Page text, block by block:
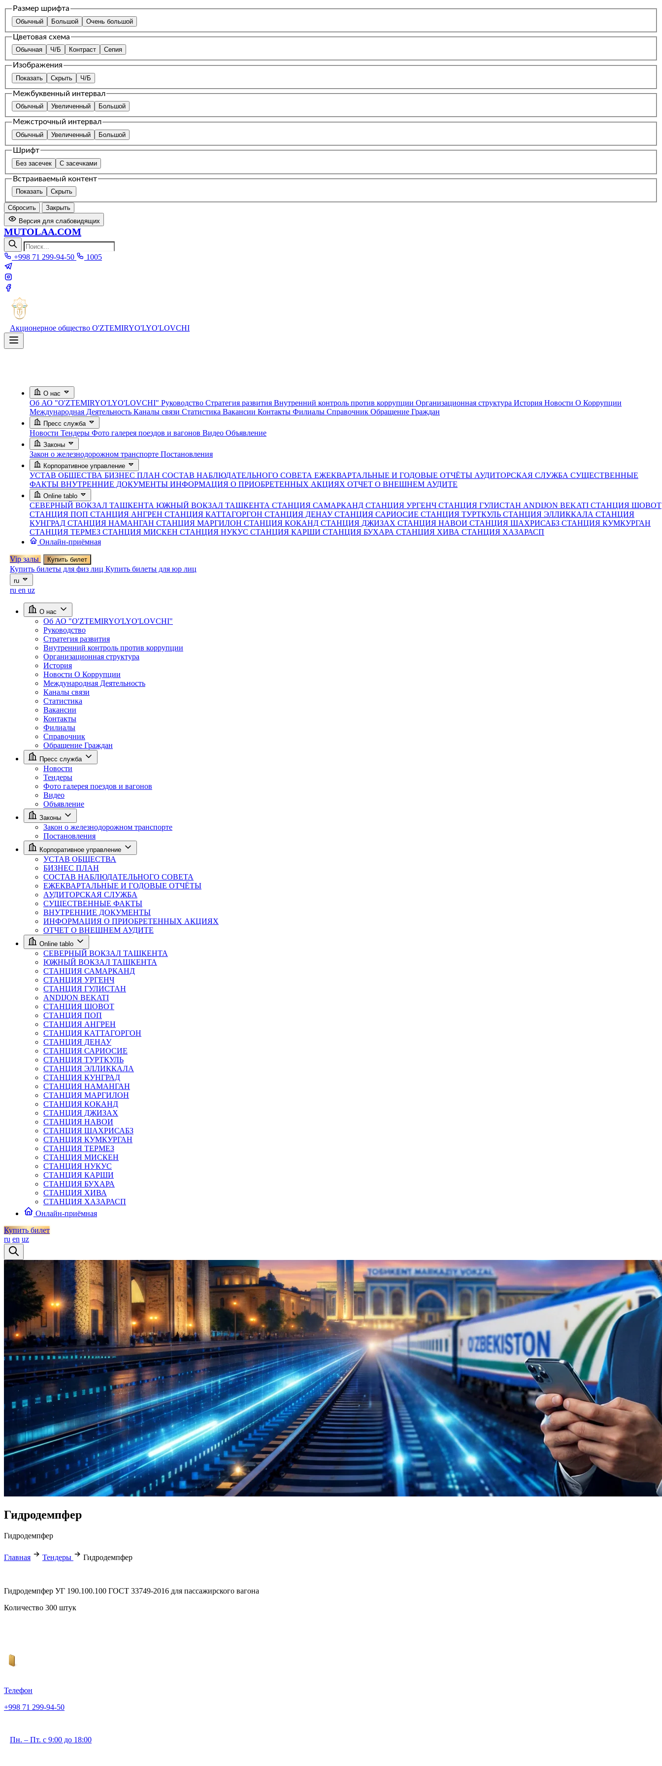
Размер шрифта
Обычный Большой Очень большой
Цветовая схема
Обычная Ч/Б Контраст Сепия
Изображения
Показать Скрыть Ч/Б
Межбуквенный интервал
Обычный Увеличенный Большой
Межстрочный интервал
Обычный Увеличенный Большой
Шрифт
Без засечек С засечками
Встраиваемый контент
Показать Скрыть
Сбросить
Закрыть
Версия для слабовидящих
MUTOLAA.COM
+998 71 299-94-50 1005
Акционерное общество O'ZTEMIRYO'LYO'LOVCHI
О нас
Об АО "O'ZTEMIRYO'LYO'LOVCHI" Руководство Стратегия развития Внутренний контроль против коррупции Организационная структура История Новости О Коррупции
Международная Деятельность Каналы связи Статистика Вакансии Контакты Филиалы Справочник Обращение Граждан
Пресс служба
Новости Тендеры Фото галерея поездов и вагонов Видео Объявление
Законы
Закон о железнодорожном транспорте Постановления
Корпоративное управление
УСТАВ ОБЩЕСТВА БИЗНЕС ПЛАН СОСТАВ НАБЛЮДАТЕЛЬНОГО СОВЕТА ЕЖЕКВАРТАЛЬНЫЕ И ГОДОВЫЕ ОТЧЁТЫ АУДИТОРСКАЯ СЛУЖБА СУЩЕСТВЕННЫЕ
ФАКТЫ ВНУТРЕННИЕ ДОКУМЕНТЫ ИНФОРМАЦИЯ О ПРИОБРЕТЕННЫХ АКЦИЯХ ОТЧЕТ О ВНЕШНЕМ АУДИТЕ
Online tablo
СЕВЕРНЫЙ ВОКЗАЛ ТАШКЕНТА ЮЖНЫЙ ВОКЗАЛ ТАШКЕНТА СТАНЦИЯ САМАРКАНД СТАНЦИЯ УРГЕНЧ СТАНЦИЯ ГУЛИСТАН ANDIJON BEKATI СТАНЦИЯ ШОВОТ
СТАНЦИЯ ПОП СТАНЦИЯ АНГРЕН СТАНЦИЯ КАТТАГОРГОН СТАНЦИЯ ДЕНАУСТАНЦИЯ САРИОСИЕ СТАНЦИЯ ТУРТКУЛЬ СТАНЦИЯ ЭЛЛИККАЛА СТАНЦИЯ
КУНГРАД СТАНЦИЯ НАМАНГАН СТАНЦИЯ МАРГИЛОН СТАНЦИЯ КОКАНД СТАНЦИЯ ДЖИЗАХ СТАНЦИЯ НАВОИ СТАНЦИЯ ШАХРИСАБЗ СТАНЦИЯ КУМКУРГАН
СТАНЦИЯ ТЕРМЕЗ СТАНЦИЯ МИСКЕН СТАНЦИЯ НУКУС СТАНЦИЯ КАРШИ СТАНЦИЯ БУХАРА СТАНЦИЯ ХИВА СТАНЦИЯ ХАЗАРАСП
Онлайн-приёмная
Vip залы Купить билет
Купить билеты для физ лиц Купить билеты для юр лиц
ru
ru en uz
О нас
Об АО "O'ZTEMIRYO'LYO'LOVCHI"
Руководство
Стратегия развития
Внутренний контроль против коррупции
Организационная структура
История
Новости О Коррупции
Международная Деятельность
Каналы связи
Статистика
Вакансии
Контакты
Филиалы
Справочник
Обращение Граждан
Пресс служба
Новости
Тендеры
Фото галерея поездов и вагонов
Видео
Объявление
Законы
Закон о железнодорожном транспорте
Постановления
Корпоративное управление
УСТАВ ОБЩЕСТВА
БИЗНЕС ПЛАН
СОСТАВ НАБЛЮДАТЕЛЬНОГО СОВЕТА
ЕЖЕКВАРТАЛЬНЫЕ И ГОДОВЫЕ ОТЧЁТЫ
АУДИТОРСКАЯ СЛУЖБА
СУЩЕСТВЕННЫЕ ФАКТЫ
ВНУТРЕННИЕ ДОКУМЕНТЫ
ИНФОРМАЦИЯ О ПРИОБРЕТЕННЫХ АКЦИЯХ
ОТЧЕТ О ВНЕШНЕМ АУДИТЕ
Online tablo
СЕВЕРНЫЙ ВОКЗАЛ ТАШКЕНТА
ЮЖНЫЙ ВОКЗАЛ ТАШКЕНТА
СТАНЦИЯ САМАРКАНД
СТАНЦИЯ УРГЕНЧ
СТАНЦИЯ ГУЛИСТАН
ANDIJON BEKATI
СТАНЦИЯ ШОВОТ
СТАНЦИЯ ПОП
СТАНЦИЯ АНГРЕН
СТАНЦИЯ КАТТАГОРГОН
СТАНЦИЯ ДЕНАУ
СТАНЦИЯ САРИОСИЕ
СТАНЦИЯ ТУРТКУЛЬ
СТАНЦИЯ ЭЛЛИККАЛА
СТАНЦИЯ КУНГРАД
СТАНЦИЯ НАМАНГАН
СТАНЦИЯ МАРГИЛОН
СТАНЦИЯ КОКАНД
СТАНЦИЯ ДЖИЗАХ
СТАНЦИЯ НАВОИ
СТАНЦИЯ ШАХРИСАБЗ
СТАНЦИЯ КУМКУРГАН
СТАНЦИЯ ТЕРМЕЗ
СТАНЦИЯ МИСКЕН
СТАНЦИЯ НУКУС
СТАНЦИЯ КАРШИ
СТАНЦИЯ БУХАРА
СТАНЦИЯ ХИВА
СТАНЦИЯ ХАЗАРАСП
Онлайн-приёмная
Купить билет
ru en uz
Гидродемпфер
Гидродемпфер
Главная Тендеры Гидродемпфер
Гидродемпфер УГ 190.100.100 ГОСТ 33749-2016 для пассажирского вагона
Количество 300 штук
Телефон
+998 71 299-94-50
Пн. – Пт. с 9:00 до 18:00